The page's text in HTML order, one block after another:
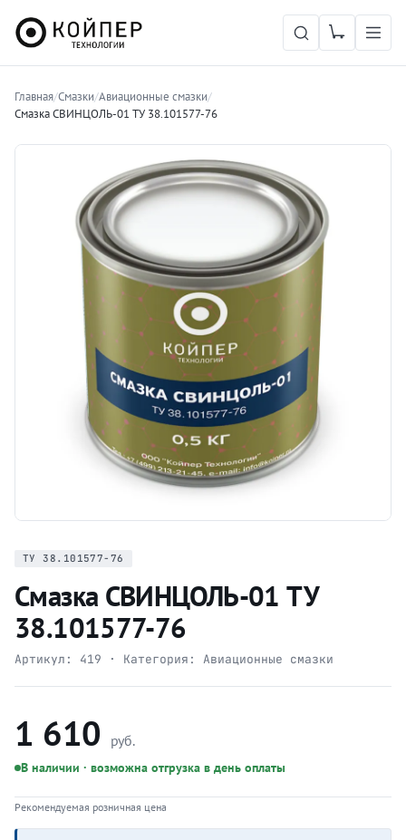
Главная/Смазки/Авиационные смазки/
Смазка СВИНЦОЛЬ-01 ТУ 38.101577-76
ТУ 38.101577-76
Смазка СВИНЦОЛЬ-01 ТУ
38.101577-76
Артикул: 419 · Категория: Авиационные смазки
1 610 руб.
В наличии · возможна отгрузка в день оплаты
Рекомендуемая розничная цена